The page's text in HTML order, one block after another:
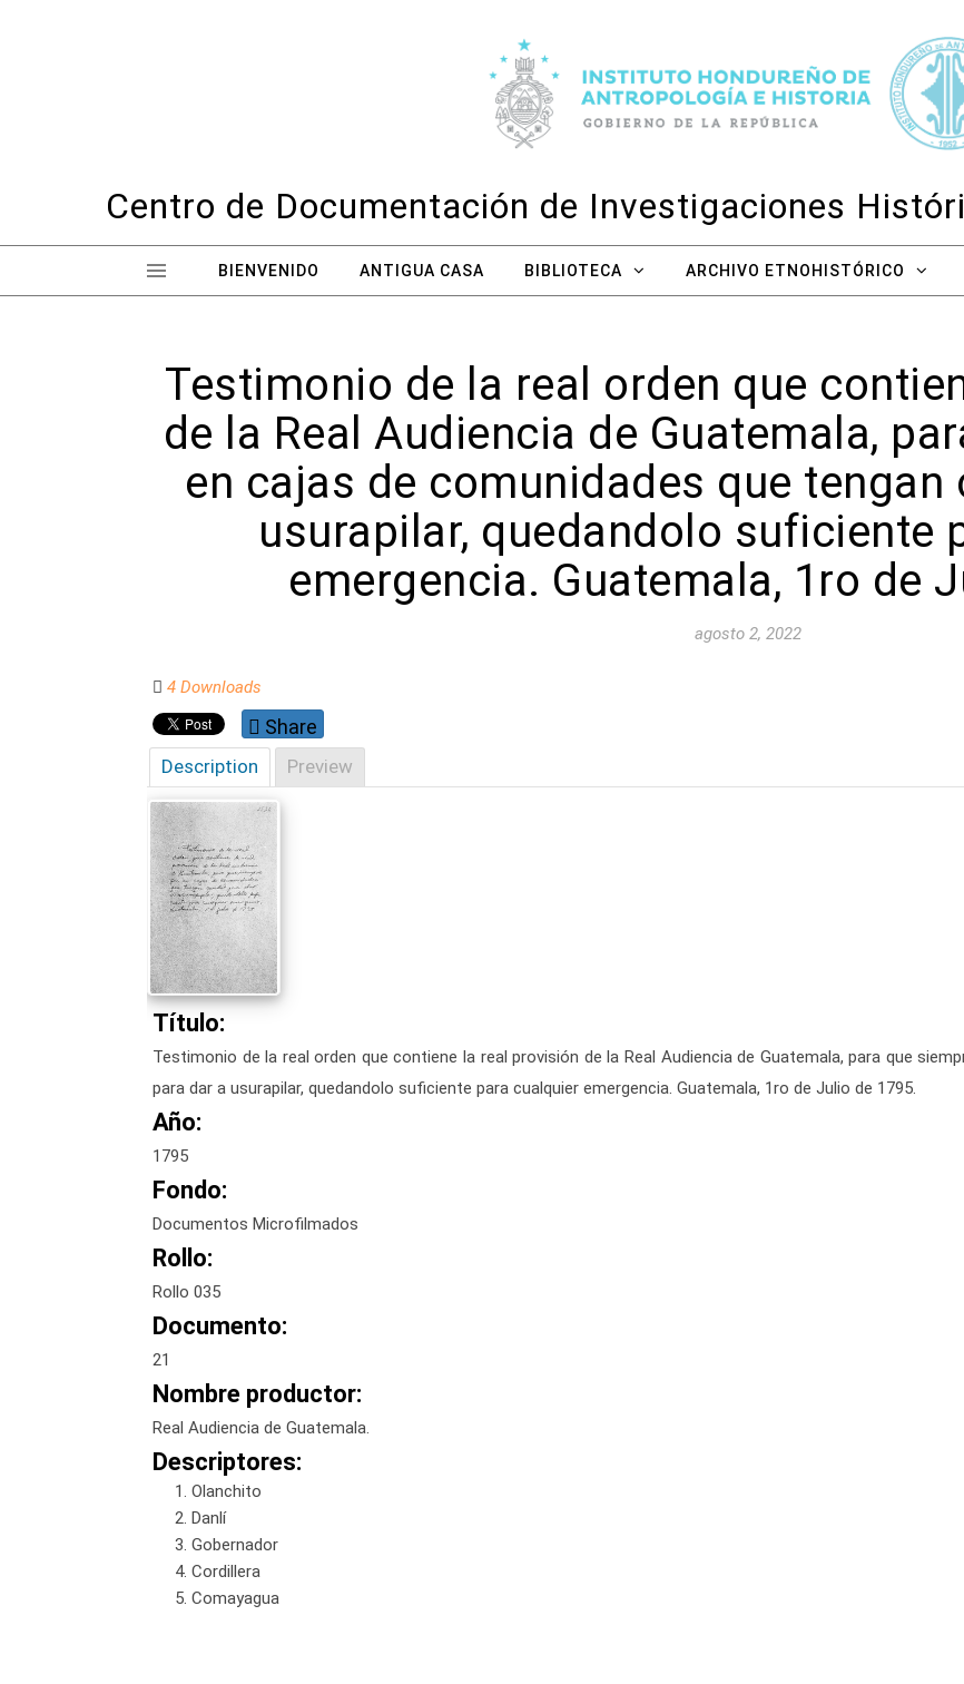
Centro de Documentación de Investigaciones
BIENVENIDO ANTIGUA CASA BIBLIOTECA ARCHIVO ETNOHISTÓRICO
Testimonio de la real orden que
de la Real Audiencia de Guatemala,
en cajas de comunidades que tengan
usurapilar, quedandolo suficiente
emergencia. Guatemala, 1ro de
agosto 2, 2022
4 Downloads
Share
Description Preview
Título:
Testimonio de la real orden que contiene la real provisión de la Real Audiencia de Guatemala, para que
para dar a usurapilar, quedandolo suficiente para cualquier emergencia. Guatemala, 1ro de Julio de 1795.
Año:
1795
Fondo:
Documentos Microfilmados
Rollo:
Rollo 035
Documento:
21
Nombre productor:
Real Audiencia de Guatemala.
Descriptores:
Olanchito
Danlí
Gobernador
Cordillera
Comayagua